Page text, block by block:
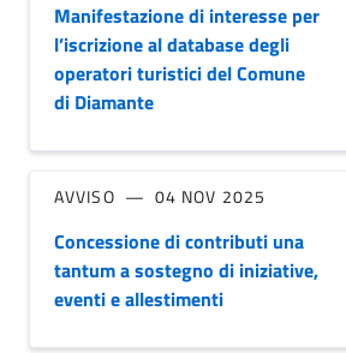
Manifestazione di interesse per
l’iscrizione al database degli
operatori turistici del Comune
di Diamante
AVVISO 04 NOV 2025
Concessione di contributi una
tantum a sostegno di iniziative,
eventi e allestimenti